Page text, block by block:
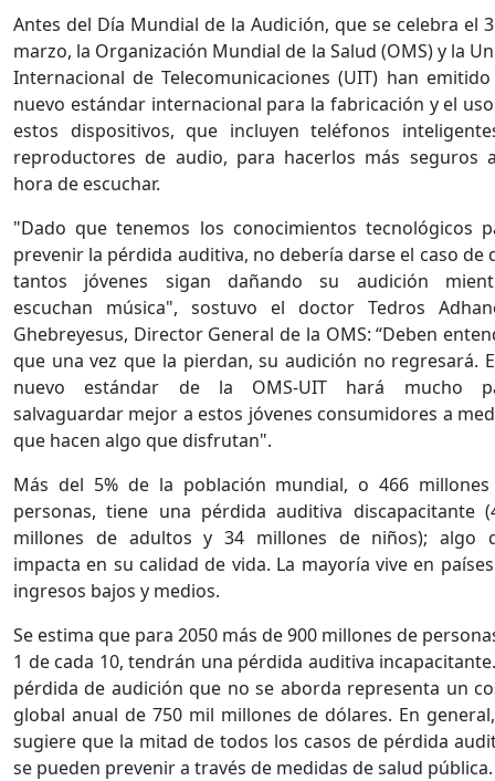
Antes del Día Mundial de la Audición, que se celebra el
marzo, la Organización Mundial de la Salud (OMS) y la
Internacional de Telecomunicaciones (UIT) han
nuevo estándar internacional para la fabricación y el
estos dispositivos, que incluyen teléfonos
reproductores de audio, para hacerlos más seguros
hora de escuchar.
"Dado que tenemos los conocimientos tecnológicos
prevenir la pérdida auditiva, no debería darse el caso de
tantos jóvenes sigan dañando su audición
escuchan música", sostuvo el doctor Tedros
Ghebreyesus, Director General de la OMS: “Deben
que una vez que la pierdan, su audición no regresará.
nuevo estándar de la OMS-UIT hará mucho
salvaguardar mejor a estos jóvenes consumidores a
que hacen algo que disfrutan".
Más del 5% de la población mundial, o 466
personas, tiene una pérdida auditiva discapacitante
millones de adultos y 34 millones de niños); algo
impacta en su calidad de vida. La mayoría vive en
ingresos bajos y medios.
Se estima que para 2050 más de 900 millones de
1 de cada 10, tendrán una pérdida auditiva
pérdida de audición que no se aborda representa un
global anual de 750 mil millones de dólares. En
sugiere que la mitad de todos los casos de pérdida
se pueden prevenir a través de medidas de salud pública.